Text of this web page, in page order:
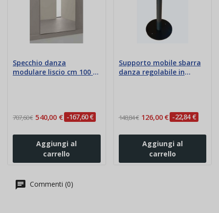
Specchio danza
modulare liscio cm 100 x
707,60 € 540,00 € -167,60 €
Aggiungi al
carrello
Supporto mobile sbarra
danza regolabile in
148,84 € 126,00 € -22,84 €
Aggiungi al
carrello
Commenti (0)